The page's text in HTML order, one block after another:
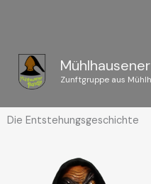
Zunftgruppe aus
Die Entstehungsgeschichte